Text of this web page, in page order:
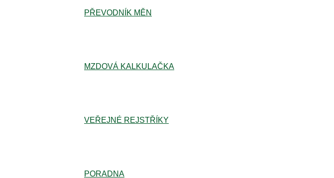
PŘEVODNÍK MĚN
MZDOVÁ KALKULAČKA
VEŘEJNÉ REJSTŘÍKY
PORADNA